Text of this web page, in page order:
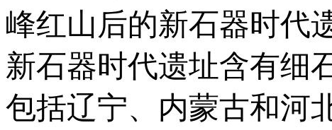
峰红山后的新石器时代
新石器时代遗址含有细
包括辽宁、内蒙古和河